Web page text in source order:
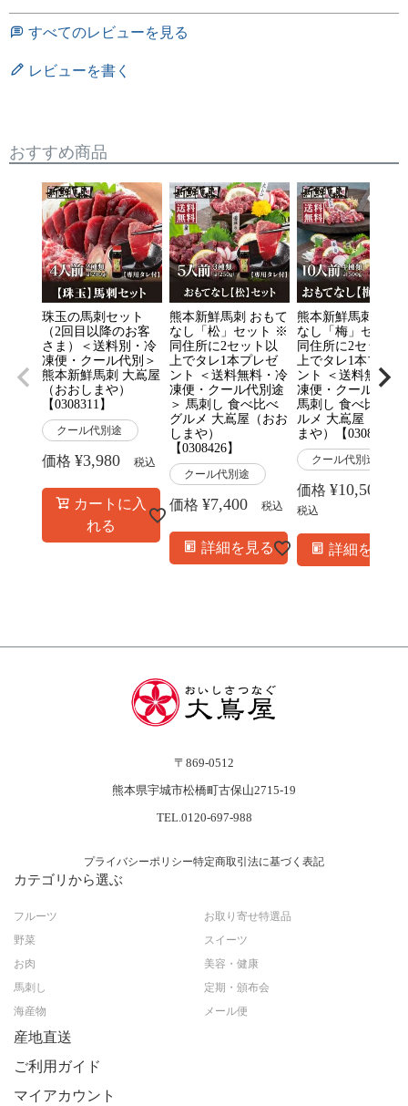
すべてのレビューを見る
レビューを書く
おすすめ商品
珠玉の馬刺セット
（2回目以降のお客
さま）＜送料別・冷
凍便・クール代別＞
熊本新鮮馬刺 大嶌屋
（おおしまや）
【0308311】
クール代別途
価格 ¥3,980 税込
カートに入
れる
熊本新鮮馬刺 おもて
なし「松」セット ※
同住所に2セット以
上でタレ1本プレゼ
ント ＜送料無料・冷
凍便・クール代別途
＞ 馬刺し 食べ比べ
グルメ 大嶌屋（おお
しまや）
【0308426】
クール代別途
価格 ¥7,400 税込
詳細を見る
熊本新鮮馬刺 おも
なし「梅」セット
同住所に2セット以
上でタレ1本プレゼ
ント ＜送料無料・
凍便・クール代別
馬刺し 食べ比べ グ
ルメ 大嶌屋（おお
まや）【0308427】
クール代別途
価格 ¥10,500
税込
詳細を見る
〒869-0512
熊本県宇城市松橋町古保山2715-19
TEL.0120-697-988
プライバシーポリシー特定商取引法に基づく表記
カテゴリから選ぶ
フルーツ
野菜
お肉
馬刺し
海産物
お取り寄せ特選品
スイーツ
美容・健康
定期・頒布会
メール便
産地直送
ご利用ガイド
マイアカウント